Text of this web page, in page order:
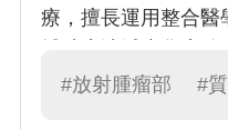
療，擅長運用整合醫
養補充醫學提升病
#放射腫瘤部 #